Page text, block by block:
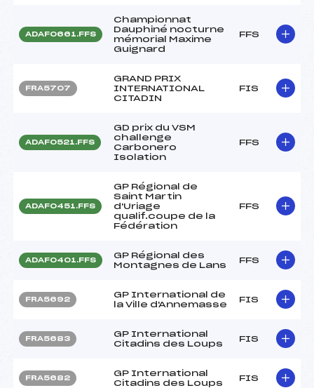
ADAF0661.FFS
Championnat
Dauphiné nocturne
mémorial Maxime
Guignard
FFS
FRA5707
GRAND PRIX
INTERNATIONAL
CITADIN
FIS
ADAF0521.FFS
GD prix du VSM
challenge
Carbonero
Isolation
FFS
ADAF0451.FFS
GP Régional de
Saint Martin
d'Uriage
qualif.coupe de la
Fédération
FFS
ADAF0401.FFS
GP Régional des
Montagnes de Lans
FFS
FRA5692
GP International de
la Ville d'Annemasse
FIS
FRA5683
GP International
Citadins des Loups
FIS
FRA5682
GP International
Citadins des Loups
FIS